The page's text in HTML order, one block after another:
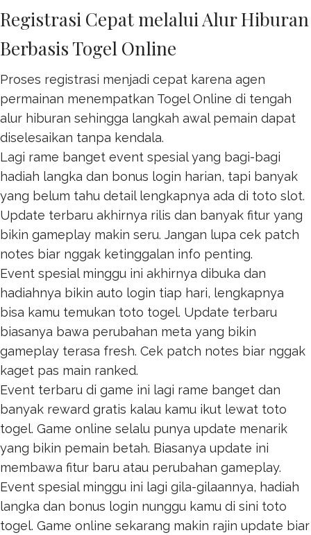
Registrasi Cepat melalui Alur Hiburan
Berbasis Togel Online
Proses registrasi menjadi cepat karena agen
permainan menempatkan Togel Online di tengah
alur hiburan sehingga langkah awal pemain dapat
diselesaikan tanpa kendala.
Lagi rame banget event spesial yang bagi-bagi
hadiah langka dan bonus login harian, tapi banyak
yang belum tahu detail lengkapnya ada di toto slot.
Update terbaru akhirnya rilis dan banyak fitur yang
bikin gameplay makin seru. Jangan lupa cek patch
notes biar nggak ketinggalan info penting.
Event spesial minggu ini akhirnya dibuka dan
hadiahnya bikin auto login tiap hari, lengkapnya
bisa kamu temukan toto togel. Update terbaru
biasanya bawa perubahan meta yang bikin
gameplay terasa fresh. Cek patch notes biar nggak
kaget pas main ranked.
Event terbaru di game ini lagi rame banget dan
banyak reward gratis kalau kamu ikut lewat toto
togel. Game online selalu punya update menarik
yang bikin pemain betah. Biasanya update ini
membawa fitur baru atau perubahan gameplay.
Event spesial minggu ini lagi gila-gilaannya, hadiah
langka dan bonus login nunggu kamu di sini toto
togel. Game online sekarang makin rajin update biar